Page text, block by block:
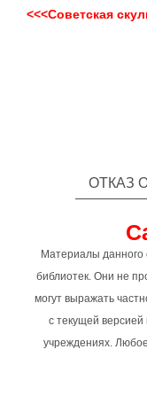
<<<Советская
ОТКАЗ
Материалы данного
библиотек. Они не
могут выражать
с текущей
учреждениях.